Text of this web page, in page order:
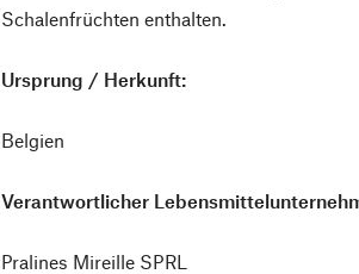
Schalenfrüchten enthalten.
Ursprung / Herkunft:
Belgien
Verantwortlicher
Pralines Mireille SPRL